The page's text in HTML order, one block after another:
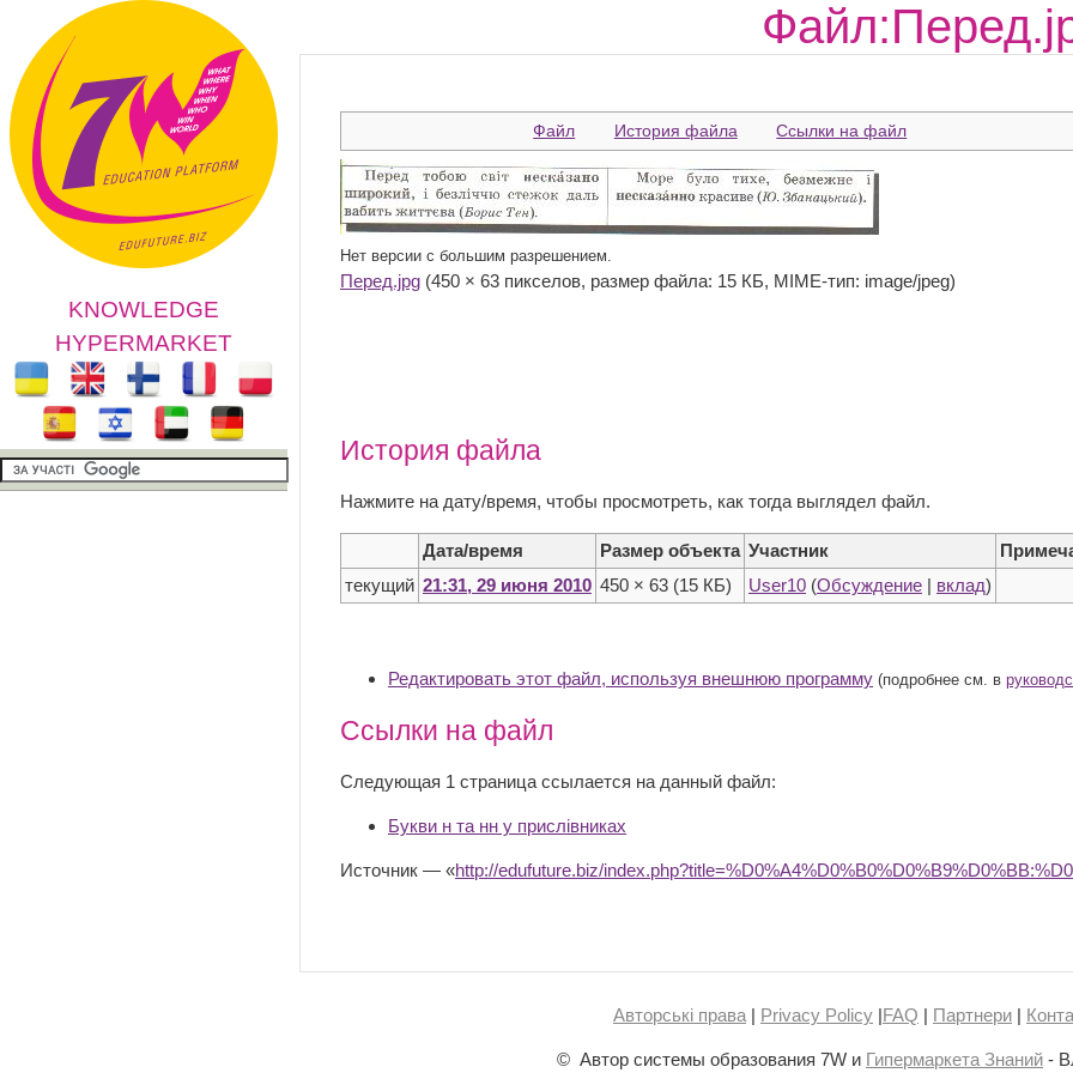
KNOWLEDGE
HYPERMARKET
Файл История файла Ссылки на файл
Нет версии с большим разрешением.
Перед.jpg ‎ (450 × 63 пикселов, размер файла: 15 КБ, MIME-тип: image/jpeg)
История файла
Нажмите на дату/время, чтобы просмотреть, как тогда выглядел файл.
Дата/время Размер объекта Участник
текущий 21:31, 29 июня 2010 450 × 63 (15 КБ) User10 (Обсуждение | вклад)
Редактировать этот файл, используя внешнюю программу (подробнее см. в
Ссылки на файл
Следующая 1 страница ссылается на данный файл:
Букви н та нн у прислівниках
Источник — «http://edufuture.biz/
Авторські права | Privacy Policy |FAQ | Партнери |
© Автор системы образования 7W и Гипермаркета Знаний -